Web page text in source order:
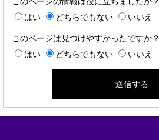
はい
どちらでもない いいえ
このページは見つけやすかったですか？
はい
どちらでもない いいえ